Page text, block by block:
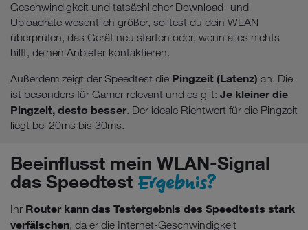
Geschwindigkeit und tatsächlicher Download- und
Uploadrate wesentlich größer, solltest du dein WLAN
überprüfen, das Gerät neu starten oder, wenn alles nichts
hilft, deinen Anbieter kontaktieren.
Außerdem zeigt der Speedtest die Pingzeit (Latenz) an. Die
ist besonders für Gamer relevant und es gilt: Je kleiner die
Pingzeit, desto besser. Der ideale Richtwert für die Pingzeit
liegt bei 20ms bis 30ms.
Beeinflusst mein WLAN-Signal
das Speedtest Ergebnis?
Ihr Router kann das Testergebnis des Speedtests stark
verfälschen, da er die Internet-Geschwindigkeit